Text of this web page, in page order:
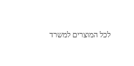
לכל המוצרים למשרד